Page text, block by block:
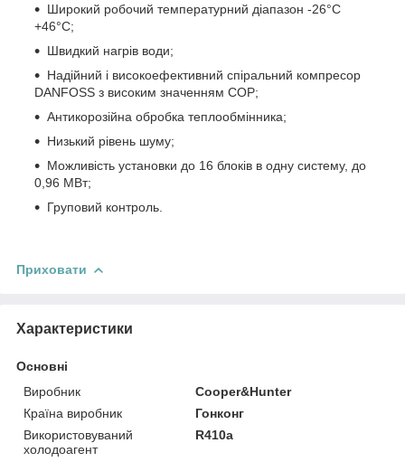
Широкий робочий температурний діапазон -26°С
+46°С;
Швидкий нагрів води;
Надійний і високоефективний спіральний компресор
DANFOSS з високим значенням COP;
Антикорозійна обробка теплообмінника;
Низький рівень шуму;
Можливість установки до 16 блоків в одну систему, до
0,96 МВт;
Груповий контроль.
Приховати
Характеристики
Основні
Виробник
Cooper&Hunter
Країна виробник
Гонконг
Використовуваний
холодоагент
R410a